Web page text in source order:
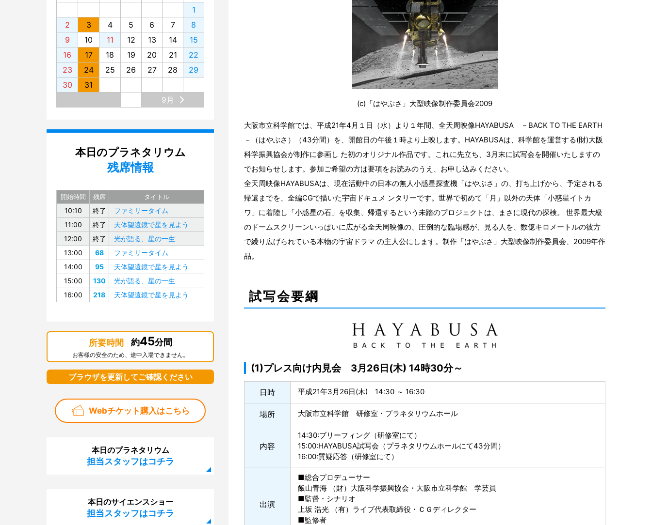
(c)「はやぶさ」大型映像制作委員会2009
大阪市立科学館では、平成21年4月１日（水）より１年間、全天周映像HAYABUSA －BACK TO THE EARTH
－（はやぶさ）（43分間）を、開館日の午後１時より上映します。HAYABUSAは、科学館を運営する(財)大阪
科学振興協会が制作に参画し た初のオリジナル作品です。これに先立ち、3月末に試写会を開催いたしますの
でお知らせします。参加ご希望の方は要項をお読みのうえ、お申し込みください。
全天周映像HAYABUSAは、現在活動中の日本の無人小惑星探査機「はやぶさ」の、打ち上げから、予定される
帰還までを、全編CGで描いた宇宙ドキュメ ンタリーです。世界で初めて「月」以外の天体「小惑星イトカ
ワ」に着陸し「小惑星の石」を収集、帰還するという未踏のプロジェクトは、まさに現代の探検。 世界最大級
のドームスクリーンいっぱいに広がる全天周映像の、圧倒的な臨場感が、見る人を、数億キロメートルの彼方
で繰り広げられている本物の宇宙ドラマ の主人公にします。制作「はやぶさ」大型映像制作委員会、2009年作
品。
試写会要綱
(1)プレス向け内見会 3月26日(木) 14時30分～
日時 平成21年3月26日(木) 14:30 ～ 16:30
場所 大阪市立科学館 研修室・プラネタリウムホール
内容
14:30:ブリーフィング（研修室にて）
15:00:HAYABUSA試写会（プラネタリウムホールにて43分間）
16:00:質疑応答（研修室にて）
出演
■総合プロデューサー
飯山青海 （財）大阪科学振興協会・大阪市立科学館 学芸員
■監督・シナリオ
上坂 浩光 （有）ライブ代表取締役・ＣＧディレクター
■監修者
2011
2010
2009
2008
2005
1
2
3 4 5 6 7
8
9
10 11 12 13 14
15
16
17 18 19 20 21
22
23
24 25 26 27 28
29
30
31
9月
本日のプラネタリウム
残席情報
開始時間 残席 タイトル
10:10 終了
ファミリータイム
11:00
終了
天体望遠鏡で星を見よう
12:00
終了
光が語る、星の一生
13:00
68
ファミリータイム
14:00
95
天体望遠鏡で星を見よう
15:00
130
光が語る、星の一生
16:00
218 天体望遠鏡で星を見よう
所要時間 約45分間
お客様の安全のため、途中入場できません。
ブラウザを更新してご確認ください
Webチケット購入はこちら
本日のプラネタリウム
担当スタッフはコチラ
本日のサイエンスショー
担当スタッフはコチラ